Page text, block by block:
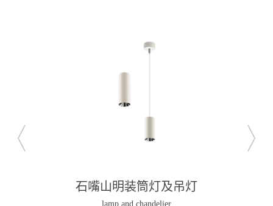
石嘴山明装筒灯及吊灯
lamp and chandelier